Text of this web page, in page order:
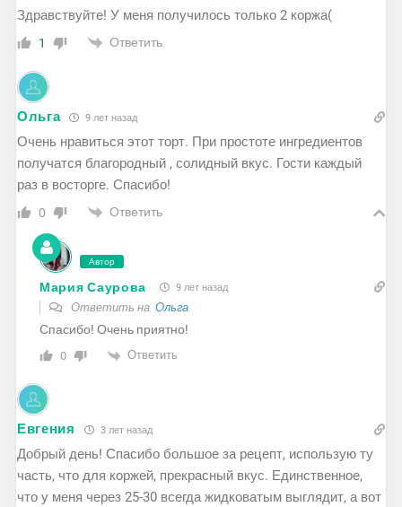
Здравствуйте! У меня получилось только 2 коржа(
1 Ответить
Ольга 9 лет назад
Очень нравиться этот торт. При простоте ингредиентов
получатся благородный , солидный вкус. Гости каждый
раз в восторге. Спасибо!
0 Ответить
Автор
Мария Саурова 9 лет назад
Ответить на Ольга
Спасибо! Очень приятно!
0 Ответить
Евгения 3 лет назад
Добрый день! Спасибо большое за рецепт, использую ту
часть, что для коржей, прекрасный вкус. Единственное,
что у меня через 25-30 всегда жидковатым выглядит, а вот